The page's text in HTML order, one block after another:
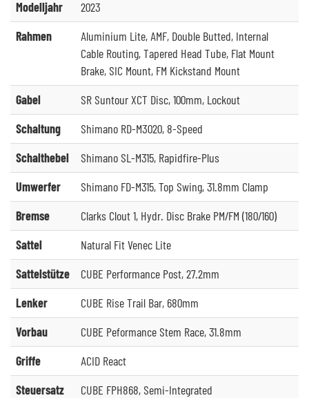
Modelljahr
2023
Rahmen
Aluminium Lite, AMF, Double Butted, Internal
Cable Routing, Tapered Head Tube, Flat Mount
Brake, SIC Mount, FM Kickstand Mount
Gabel
SR Suntour XCT Disc, 100mm, Lockout
Schaltung
Shimano RD-M3020, 8-Speed
Schalthebel
Shimano SL-M315, Rapidfire-Plus
Umwerfer
Shimano FD-M315, Top Swing, 31.8mm Clamp
Bremse
Clarks Clout 1, Hydr. Disc Brake PM/FM (180/160)
Sattel
Natural Fit Venec Lite
Sattelstütze
CUBE Performance Post, 27.2mm
Lenker
CUBE Rise Trail Bar, 680mm
Vorbau
CUBE Peformance Stem Race, 31.8mm
Griffe
ACID React
Steuersatz
CUBE FPH868, Semi-Integrated